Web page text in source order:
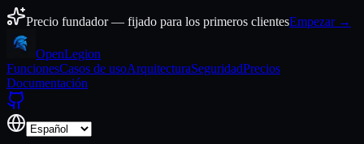
Ir al contenido
Precio fundador — fijado para los primeros clientesEmpezar →
OpenLegion
FuncionesCasos de usoArquitecturaSeguridadPrecios
Documentación